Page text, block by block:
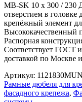
MB-SK 10 x 300 / 230
отверстием в
крепёжный элемент
Высококачественный
Распорная
Соответствует ГОСТ
доставкой по Москве
Артикул:
Рамные дюбеля для
фасадного крепежа,